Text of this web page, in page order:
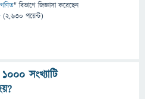
গণিত" বিভাগে জিজ্ঞাসাকরেছেন
(2,630 পয়েন্ট)
সংখ্যাটি